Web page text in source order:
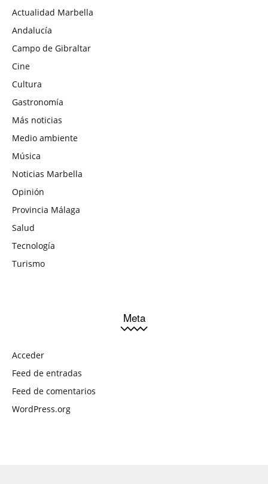
Actualidad Marbella
Andalucía
Campo de Gibraltar
Cine
Cultura
Gastronomía
Más noticias
Medio ambiente
Música
Noticias Marbella
Opinión
Provincia Málaga
Salud
Tecnología
Turismo
Meta
Acceder
Feed de entradas
Feed de comentarios
WordPress.org